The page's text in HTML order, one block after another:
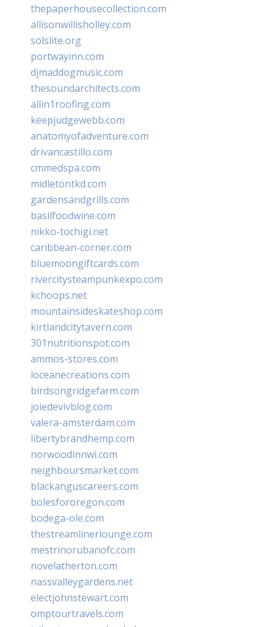
thepaperhousecollection.com
allisonwillisholley.com
solslite.org
portwayinn.com
djmaddogmusic.com
thesoundarchitects.com
allin1roofing.com
keepjudgewebb.com
anatomyofadventure.com
drivancastillo.com
cmmedspa.com
midletontkd.com
gardensandgrills.com
basilfoodwine.com
nikko-tochigi.net
caribbean-corner.com
bluemoongiftcards.com
rivercitysteampunkexpo.com
kchoops.net
mountainsideskateshop.com
kirtlandcitytavern.com
301nutritionspot.com
ammos-stores.com
loceanecreations.com
birdsongridgefarm.com
joiedevivblog.com
valera-amsterdam.com
libertybrandhemp.com
norwoodinnwi.com
neighboursmarket.com
blackanguscareers.com
bolesfororegon.com
bodega-ole.com
thestreamlinerlounge.com
mestrinorubanofc.com
novelatherton.com
nassvalleygardens.net
electjohnstewart.com
omptourtravels.com